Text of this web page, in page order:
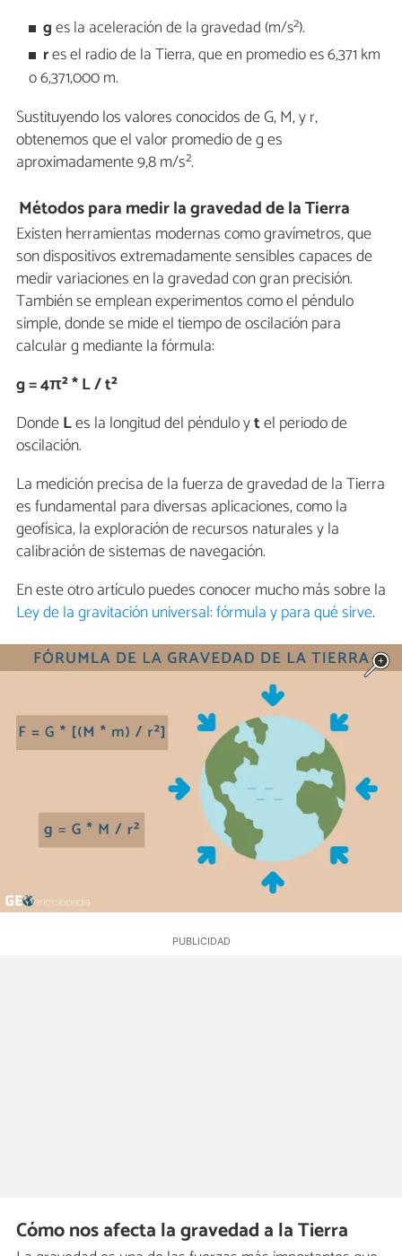
ges la aceleración de la gravedad (m/s²).
res el radio de la Tierra, que en promedio es 6,371 km
o 6,371,000 m.
Sustituyendo los valores conocidos de G, M, y r,
obtenemos que el valor promedio de g es
aproximadamente 9,8 m/s².
Métodos para medir la gravedad de la Tierra
Existen herramientas modernas como gravímetros, que
son dispositivos extremadamente sensibles capaces de
medir variaciones en la gravedad con gran precisión.
También se emplean experimentos como el péndulo
simple, donde se mide el tiempo de oscilación para
calcular g mediante la fórmula:
g = 4π² * L / t²
DondeLes la longitud del péndulo ytel periodo de
oscilación.
La medición precisa de la fuerza de gravedad de la Tierra
es fundamental para diversas aplicaciones, como la
geofísica, la exploración de recursos naturales y la
calibración de sistemas de navegación.
En este otro artículo puedes conocer mucho más sobre la
Ley de la gravitación universal: fórmula y para qué sirve.
Cómo nos afecta la gravedad a la Tierra